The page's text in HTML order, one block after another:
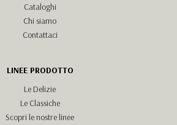
Cataloghi
Chi siamo
Contattaci
LINEE PRODOTTO
Le Delizie
Le Classiche
Scopri le nostre linee